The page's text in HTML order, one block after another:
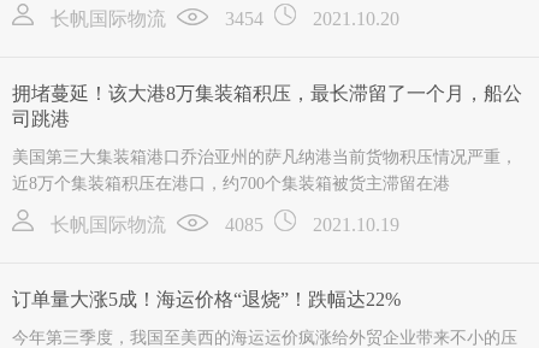
长帆国际物流 3454 2021.10.20
拥堵蔓延！该大港8万集装箱积压，最长滞留了一个月，船公
司跳港
美国第三大集装箱港口乔治亚州的萨凡纳港当前货物积压情况严重，
近8万个集装箱积压在港口，约700个集装箱被货主滞留在港
长帆国际物流 4085 2021.10.19
订单量大涨5成！海运价格“退烧”！跌幅达22%
今年第三季度，我国至美西的海运运价疯涨给外贸企业带来不小的压